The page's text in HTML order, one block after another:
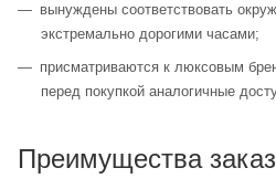
вынуждены соответствовать
экстремально дорогими часами;
присматриваются к люксовым
перед покупкой аналогичные
Преимущества